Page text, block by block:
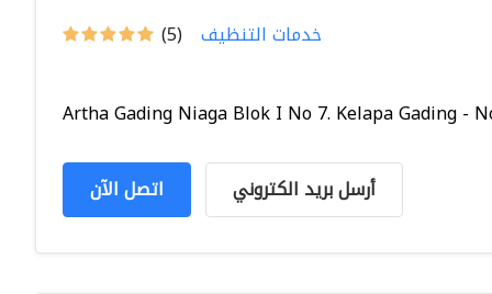
(5) خدمات التنظيف
Artha Gading Niaga Blok I No 7. Kelapa Gading -
اتصل الآن أرسل بريد الكتروني